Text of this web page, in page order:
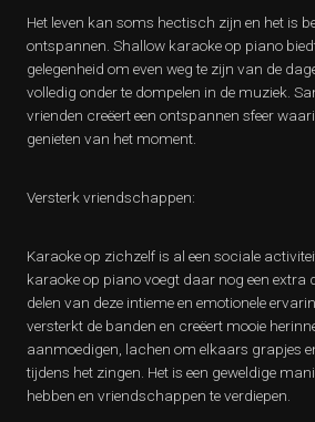
Het leven kan soms hectisch zijn en het is
ontspannen. Shallow karaoke op piano
gelegenheid om even weg te zijn van de
volledig onder te dompelen in de muziek.
vrienden creëert een ontspannen sfeer
genieten van het moment.
Versterk vriendschappen:
Karaoke op zichzelf is al een sociale
karaoke op piano voegt daar nog een extra
delen van deze intieme en emotionele
versterkt de banden en creëert mooie
aanmoedigen, lachen om elkaars grapjes
tijdens het zingen. Het is een geweldige
hebben en vriendschappen te verdiepen.